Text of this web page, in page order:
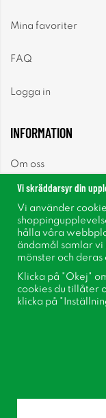
Mina favoriter
FAQ
Logga in
INFORMATION
Om oss
Nyhetsbrev
Om cookies
Inspiration
Bli medlem i
Vi skräddarsyr din
Vi använder
hålla våra
ändamål samlar
mönster och deras
Klicka på "Okej"
cookies du tillåter
klicka på